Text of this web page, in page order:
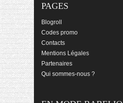
PAGES
Blogroll
Codes promo
Contacts
Mentions Légales
Partenaires
Qui sommes-nous ?